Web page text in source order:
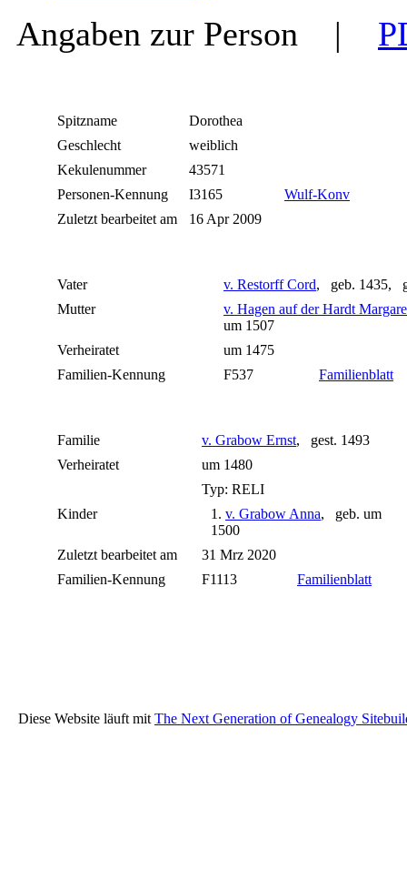
Angaben zur Person |
Spitzname
Dorothea
Geschlecht
weiblich
Kekulenummer
43571
Personen-Kennung
I3165
Wulf-Konv
Zuletzt bearbeitet am
16 Apr 2009
Vater v. Restorff Cord, geb. 1435,
Mutter
v. Hagen auf der Hardt
um 1507
Verheiratet
um 1475
Familien-Kennung
F537 Familienblatt
Familie v. Grabow Ernst, gest. 1493
Verheiratet
um 1480
Typ: RELI
Kinder
1. v. Grabow Anna, geb. um
1500
Zuletzt bearbeitet am
31 Mrz 2020
Familien-Kennung
F1113 Familienblatt
Diese Website läuft mit The Next Generation of Genealogy